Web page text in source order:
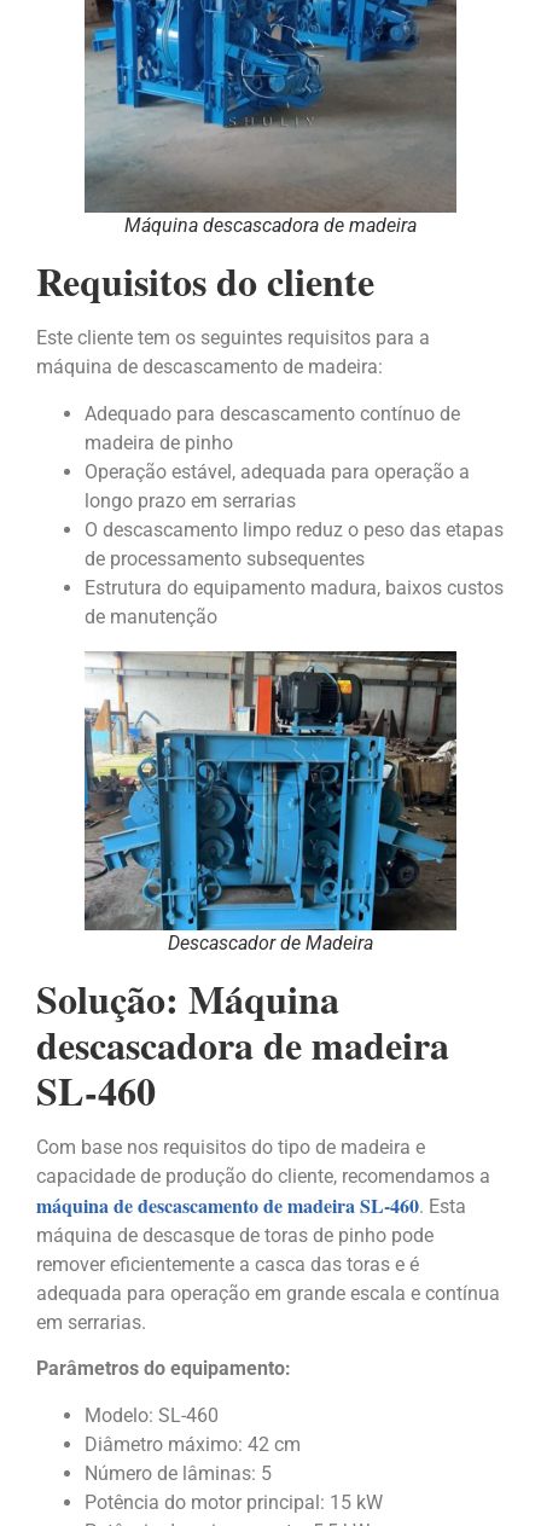
Máquina descascadora de madeira
Requisitos do cliente
Este cliente tem os seguintes requisitos para a
máquina de descascamento de madeira:
Adequado para descascamento contínuo de
madeira de pinho
Operação estável, adequada para operação a
longo prazo em serrarias
O descascamento limpo reduz o peso das etapas
de processamento subsequentes
Estrutura do equipamento madura, baixos custos
de manutenção
Descascador de Madeira
Solução: Máquina
descascadora de madeira
SL-460
Com base nos requisitos do tipo de madeira e
capacidade de produção do cliente, recomendamos a
máquina de descascamento de madeira SL-460. Esta
máquina de descasque de toras de pinho pode
remover eficientemente a casca das toras e é
adequada para operação em grande escala e contínua
em serrarias.
Parâmetros do equipamento:
Modelo: SL-460
Diâmetro máximo: 42 cm
Número de lâminas: 5
Potência do motor principal: 15 kW